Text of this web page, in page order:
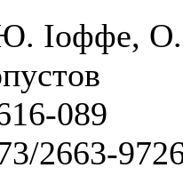
Іоффе,
089
2663-